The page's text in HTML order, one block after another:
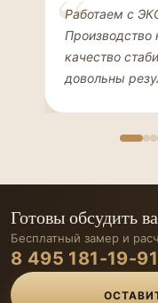
Елена
ДИЗАЙНЕР
Работаем с
Производство
качество
довольны
Готовы обсудить
Бесплатный замер и
8 495 181-19-91